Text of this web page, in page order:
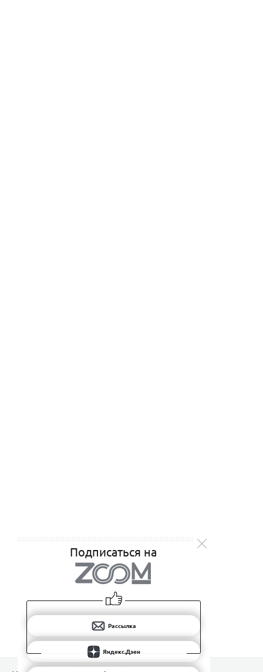
Подписаться на
Рассылка
Яндекс.Дзен